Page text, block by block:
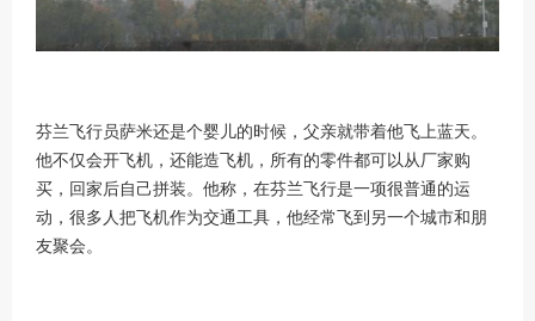
芬兰飞行员萨米还是个婴儿的时候，父亲就带着他飞上蓝天。
他不仅会开飞机，还能造飞机，所有的零件都可以从厂家购
买，回家后自己拼装。他称，在芬兰飞行是一项很普通的运
动，很多人把飞机作为交通工具，他经常飞到另一个城市和朋
友聚会。